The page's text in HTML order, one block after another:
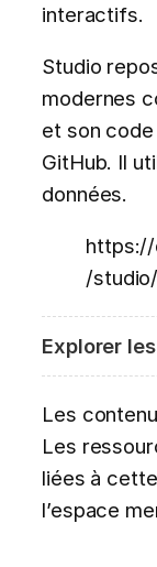
interactifs.
Studio
modernes
et son
GitHub. Il
données.
/studio/
Explorer
Les
Les
liées à
l’espace